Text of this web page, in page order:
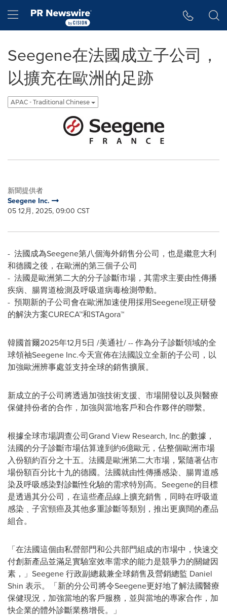
Hamburger menu
Seegene在法國成立子公司，
以擴充在歐洲的足跡
APAC - Traditional Chinese
新聞提供者
Seegene Inc.
05 12月, 2025, 09:00 CST
- 法國成為Seegene第八個海外銷售分公司，也是繼意大利
和德國之後，在歐洲的第三個子公司
- 法國是歐洲第二大的分子診斷市場，其需求主要由性傳播
疾病、腸胃道檢測及呼吸道病毒檢測帶動。
- 預期新的子公司會在歐洲加速使用採用Seegene現正研發
的解決方案CURECA™和STAgora™
韓國首爾2025年12月5日 /美通社/ -- 作為分子診斷領域的全
球領袖Seegene Inc.今天宣佈在法國設立全新的子公司，以
加強歐洲辨事處並支持全球的銷售擴展。
新成立的子公司將透過加強技術支援、市場開發以及與醫療
保健持份者的合作，加強與當地客戶和合作夥伴的聯繫。
根據全球市場調查公司Grand View Research, Inc.的數據，
法國的分子診斷市場估算達到約6億歐元，佔整個歐洲市場
入份額約百分之十五。法國是歐洲第二大市場，緊隨著佔市
場份額百分比十九的德國。法國就由性傳播感染、腸胃道感
染及呼吸感染對診斷性化驗的需求特別高。Seegene的目標
是透過其分公司，在這些產品線上擴充銷售，同時在呼吸道
感染﹑子宮頸癌及其他多重診斷等類別，推出更廣闊的產品
組合。
「在法國這個由私營部門和公共部門組成的市場中，快速交
付創新產品並滿足實驗室效率需求的能力是競爭力的關鍵因
素，」Seegene 行政副總裁兼全球銷售及營銷總監 Daniel
Shin 表示。「新的分公司將令Seegene更好地了解法國醫療
保健現況，加強當地的客戶服務，並與當地的專家合作，加
快企業的體外診斷業務增長。」